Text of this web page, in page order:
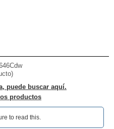
puede buscar aquí.
productos
to read this.‎